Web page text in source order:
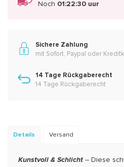
Noch 01:22:29 uur
Sichere Zahlung
mit Sofort, Paypal oder
14 Tage Rückgaberecht
14 Tage Rückgaberecht
Details Versand
Kunstvoll & Schlicht – Diese